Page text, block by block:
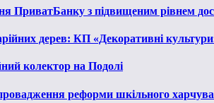
ПриватБанку з підвищеним рівнем
дерев: КП «Декоративні
колектор на Подолі
реформи шкільного